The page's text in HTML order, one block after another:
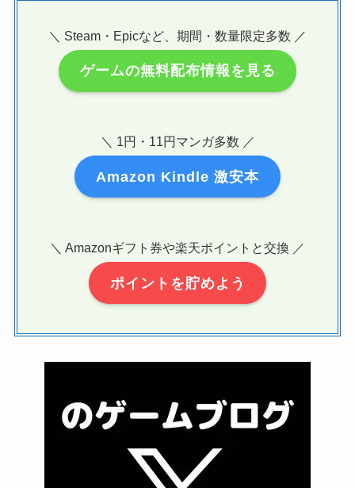
＼ Steam・Epicなど、期間・数量限定多数 ／
ゲームの無料配布情報を見る
＼ 1円・11円マンガ多数 ／
Amazon Kindle 激安本
＼ Amazonギフト券や楽天ポイントと交換 ／
ポイントを貯めよう